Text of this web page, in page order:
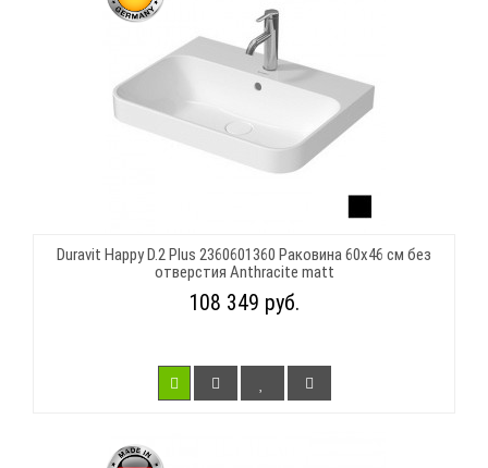
Duravit Happy D.2 Plus 2360601360 Раковина 60х46 см без
отверстия Anthracite matt
108 349 руб.